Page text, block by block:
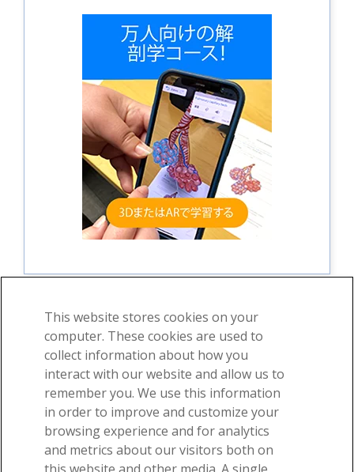
©2026 Visible Body、Cengage Learningの一部門
利用規約
プライバシー
This website stores cookies on your
computer. These cookies are used to
collect information about how you
interact with our website and allow us to
remember you. We use this information
in order to improve and customize your
browsing experience and for analytics
and metrics about our visitors both on